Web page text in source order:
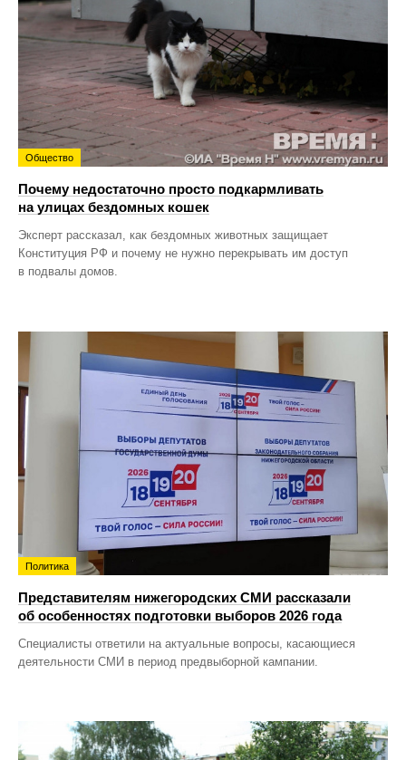
Общество
Почему недостаточно просто подкармливать
на улицах бездомных кошек
Эксперт рассказал, как бездомных животных защищает
Конституция РФ и почему не нужно перекрывать им доступ
в подвалы домов.
Политика
Представителям нижегородских СМИ рассказали
об особенностях подготовки выборов 2026 года
Специалисты ответили на актуальные вопросы, касающиеся
деятельности СМИ в период предвыборной кампании.